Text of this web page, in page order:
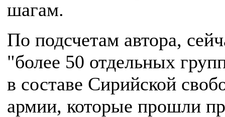
шагам.
По подсчетам автора,
"более 50 отдельных
в составе Сирийской
армии, которые прошли